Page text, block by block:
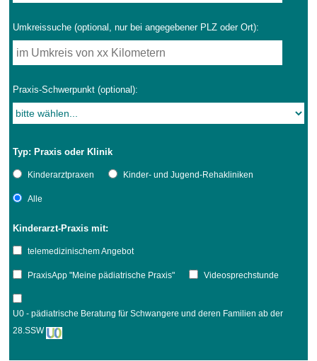
Umkreissuche (optional, nur bei angegebener PLZ oder Ort):
Praxis-Schwerpunkt (optional):
Typ: Praxis oder Klinik
Kinderarztpraxen Kinder- und Jugend-Rehakliniken
Alle
Kinderarzt-Praxis mit:
telemedizinischem Angebot
PraxisApp "Meine pädiatrische Praxis" Videosprechstunde
U0 - pädiatrische Beratung für Schwangere und deren Familien ab der
28.SSW